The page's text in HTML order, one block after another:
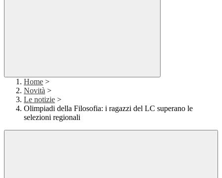
Home >
Novità >
Le notizie >
Olimpiadi della Filosofia: i ragazzi del LC superano le
selezioni regionali